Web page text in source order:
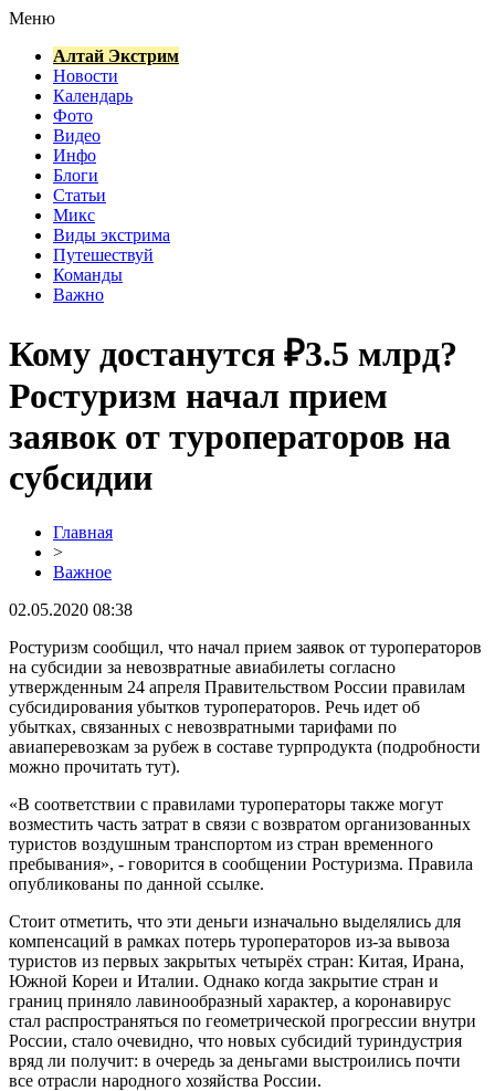
Меню
Алтай Экстрим
Новости
Календарь
Фото
Видео
Инфо
Блоги
Статьи
Микс
Виды экстрима
Путешествуй
Команды
Важно
Кому достанутся ₽3.5 млрд?
Ростуризм начал прием
заявок от туроператоров на
субсидии
Главная
>
Важное
02.05.2020 08:38
Ростуризм сообщил, что начал прием заявок от туроператоров
на субсидии за невозвратные авиабилеты согласно
утвержденным 24 апреля Правительством России правилам
субсидирования убытков туроператоров. Речь идет об
убытках, связанных с невозвратными тарифами по
авиаперевозкам за рубеж в составе турпродукта (подробности
можно прочитать тут).
«В соответствии с правилами туроператоры также могут
возместить часть затрат в связи с возвратом организованных
туристов воздушным транспортом из стран временного
пребывания», - говорится в сообщении Ростуризма. Правила
опубликованы по данной ссылке.
Стоит отметить, что эти деньги изначально выделялись для
компенсаций в рамках потерь туроператоров из-за вывоза
туристов из первых закрытых четырёх стран: Китая, Ирана,
Южной Кореи и Италии. Однако когда закрытие стран и
границ приняло лавинообразный характер, а коронавирус
стал распространяться по геометрической прогрессии внутри
России, стало очевидно, что новых субсидий туриндустрия
вряд ли получит: в очередь за деньгами выстроились почти
все отрасли народного хозяйства России.